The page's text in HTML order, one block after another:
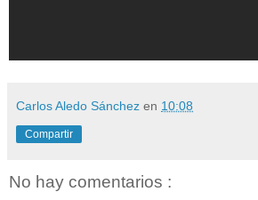
Carlos Aledo Sánchez en 10:08
Compartir
No hay comentarios :